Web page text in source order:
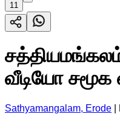
11
வீடியோ
Sathyamangalam, Erode